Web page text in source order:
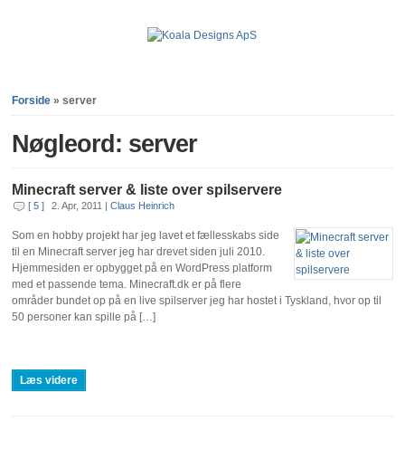
Forside »server
Nøgleord: server
Minecraft server & liste over spilservere
[ 5 ] 2. Apr, 2011 |Claus Heinrich
Som en hobby projekt har jeg lavet et fællesskabs side
til en Minecraft server jeg har drevet siden juli 2010.
Hjemmesiden er opbygget på en WordPress platform
med et passende tema. Minecraft.dk er på flere
områder bundet op på en live spilserver jeg har hostet i Tyskland, hvor op til
50 personer kan spille på […]
Læs videre